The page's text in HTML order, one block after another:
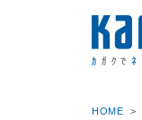
HOME